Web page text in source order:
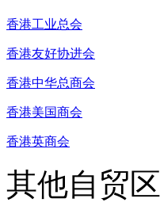
香港工业总会
香港友好协进会
香港中华总商会
香港美国商会
香港英商会
其他自贸区